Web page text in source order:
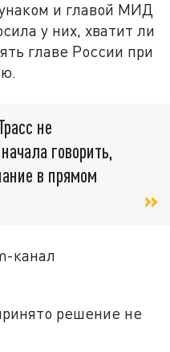
и главой МИД
у них, хватит ли
главе России при
не
говорить,
в прямом
канал
решение не